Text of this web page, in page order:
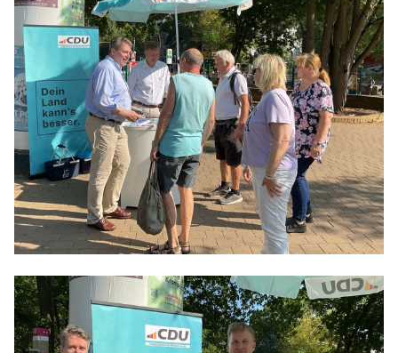
PRESSEFOTOS
MEIN BÜRGERBÜRO
MEIN WAHLKREIS
ZIELE
Redebeiträge
Anträge CDU
Kleine Anfragen
CDU Deutschland
CDU Brandenburg
CDU Potsdam